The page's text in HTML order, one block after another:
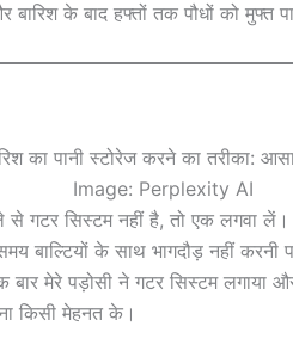
के बाद हफ्तों तक पौधों को मुफ्त
Image: Perplexity AI
गटर सिस्टम नहीं है, तो एक लगवा लें।
बाल्टियों के साथ भागदौड़ नहीं
बार मेरे पड़ोसी ने गटर सिस्टम लगाया
किसी मेहनत के।